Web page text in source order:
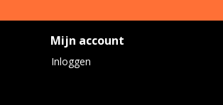
Mijn account
Inloggen